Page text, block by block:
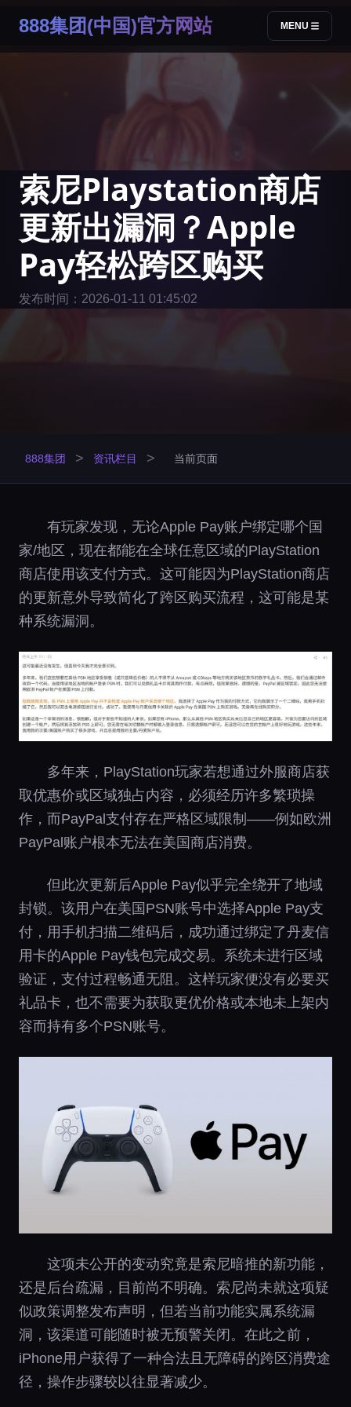
888集团(中国)官方网站 MENU
索尼Playstation商店
更新出漏洞？Apple
Pay轻松跨区购买
发布时间：2026-01-11 01:45:02
888集团 > 资讯栏目 > 当前页面
有玩家发现，无论Apple Pay账户绑定哪个国
家/地区，现在都能在全球任意区域的PlayStation
商店使用该支付方式。这可能因为PlayStation商店
的更新意外导致简化了跨区购买流程，这可能是某
种系统漏洞。
多年来，PlayStation玩家若想通过外服商店获
取优惠价或区域独占内容，必须经历许多繁琐操
作，而PayPal支付存在严格区域限制——例如欧洲
PayPal账户根本无法在美国商店消费。
但此次更新后Apple Pay似乎完全绕开了地域
封锁。该用户在美国PSN账号中选择Apple Pay支
付，用手机扫描二维码后，成功通过绑定了丹麦信
用卡的Apple Pay钱包完成交易。系统未进行区域
验证，支付过程畅通无阻。这样玩家便没有必要买
礼品卡，也不需要为获取更优价格或本地未上架内
容而持有多个PSN账号。
这项未公开的变动究竟是索尼暗推的新功能，
还是后台疏漏，目前尚不明确。索尼尚未就这项疑
似政策调整发布声明，但若当前功能实属系统漏
洞，该渠道可能随时被无预警关闭。在此之前，
iPhone用户获得了一种合法且无障碍的跨区消费途
径，操作步骤较以往显著减少。